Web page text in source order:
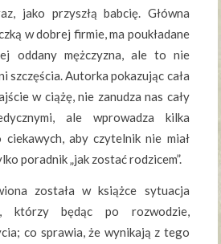
jako przyszłą babcię. Główna
w dobrej firmie, ma poukładane
oddany mężczyzna, ale to nie
szczęścia. Autorka pokazując cała
w ciążę, nie zanudza nas cały
ale wprowadza kilka
aby czytelnik nie miał
poradnik „jak zostać rodzicem”.
została w książce sytuacja
którzy będąc po rozwodzie,
co sprawia, że wynikają z tego